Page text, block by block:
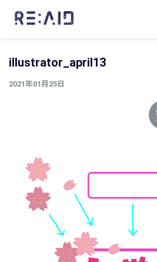
illustrator_april13
2021年01月25日